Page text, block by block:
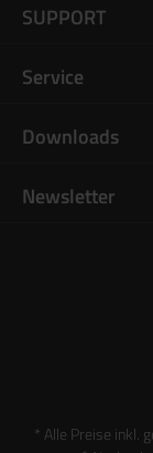
Newsletter
SUPPORT
Service
Downloads
* Alle Preise inkl.